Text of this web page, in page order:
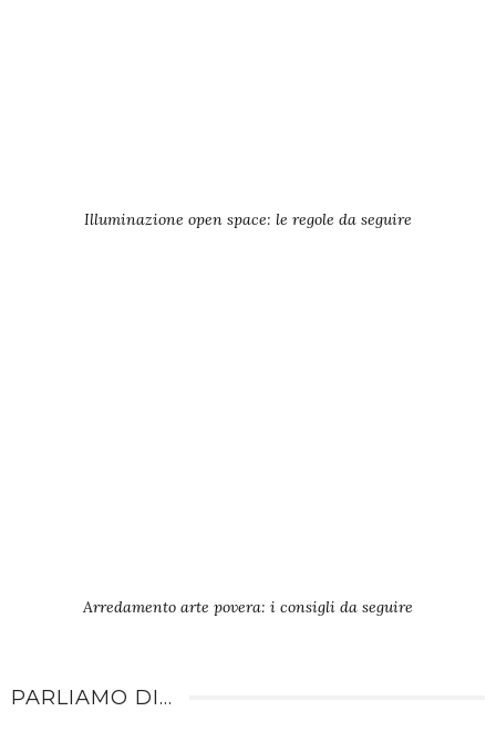
Illuminazione open space: le regole da seguire
Arredamento arte povera: i consigli da seguire
PARLIAMO DI…